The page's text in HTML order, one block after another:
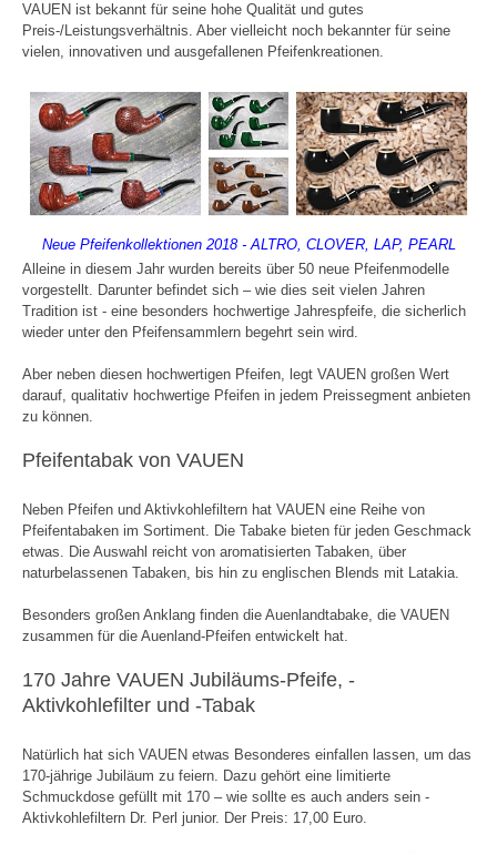
VAUEN ist bekannt für seine hohe Qualität und gutes
Preis-/Leistungsverhältnis. Aber vielleicht noch bekannter für seine
vielen, innovativen und ausgefallenen Pfeifenkreationen.
Neue Pfeifenkollektionen 2018 - ALTRO, CLOVER, LAP, PEARL
Alleine in diesem Jahr wurden bereits über 50 neue Pfeifenmodelle
vorgestellt. Darunter befindet sich – wie dies seit vielen Jahren
Tradition ist - eine besonders hochwertige Jahrespfeife, die sicherlich
wieder unter den Pfeifensammlern begehrt sein wird.
Aber neben diesen hochwertigen Pfeifen, legt VAUEN großen Wert
darauf, qualitativ hochwertige Pfeifen in jedem Preissegment anbieten
zu können.
Pfeifentabak von VAUEN
Neben Pfeifen und Aktivkohlefiltern hat VAUEN eine Reihe von
Pfeifentabaken im Sortiment. Die Tabake bieten für jeden Geschmack
etwas. Die Auswahl reicht von aromatisierten Tabaken, über
naturbelassenen Tabaken, bis hin zu englischen Blends mit Latakia.
Besonders großen Anklang finden die Auenlandtabake, die VAUEN
zusammen für die Auenland-Pfeifen entwickelt hat.
170 Jahre VAUEN Jubiläums-Pfeife, -
Aktivkohlefilter und -Tabak
Natürlich hat sich VAUEN etwas Besonderes einfallen lassen, um das
170-jährige Jubiläum zu feiern. Dazu gehört eine limitierte
Schmuckdose gefüllt mit 170 – wie sollte es auch anders sein -
Aktivkohlefiltern Dr. Perl junior. Der Preis: 17,00 Euro.